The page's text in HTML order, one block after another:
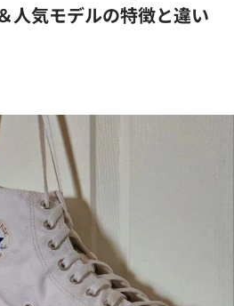
人気モデルの特徴と違い